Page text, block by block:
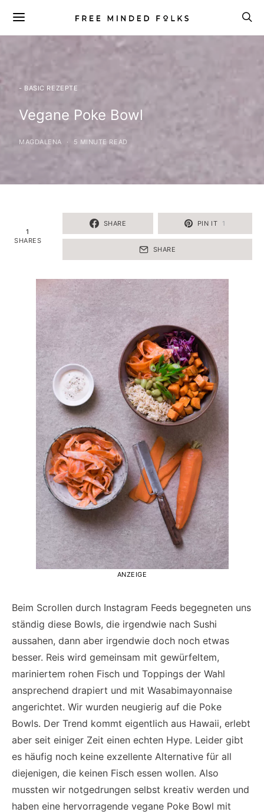
- BASIC REZEPTE
Vegane Poke Bowl
MAGDALENA 5 MINUTE READ
1
SHARES
SHARE PIN IT 1
SHARE
ANZEIGE
Beim Scrollen durch Instagram Feeds begegneten uns
ständig diese Bowls, die irgendwie nach Sushi
aussahen, dann aber irgendwie doch noch etwas
besser. Reis wird gemeinsam mit gewürfeltem,
mariniertem rohen Fisch und Toppings der Wahl
ansprechend drapiert und mit Wasabimayonnaise
angerichtet. Wir wurden neugierig auf die Poke
Bowls. Der Trend kommt eigentlich aus Hawaii, erlebt
aber seit einiger Zeit einen echten Hype. Leider gibt
es häufig noch keine exzellente Alternative für all
diejenigen, die keinen Fisch essen wollen. Also
mussten wir notgedrungen selbst kreativ werden und
haben eine hervorragende vegane Poke Bowl mit